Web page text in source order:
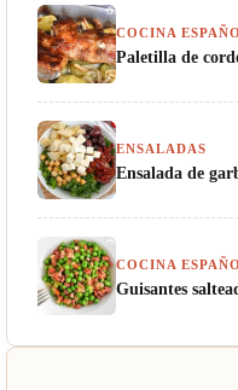
COCINA
Paletilla de
ENSALADAS
Ensalada de
COCINA
Guisantes